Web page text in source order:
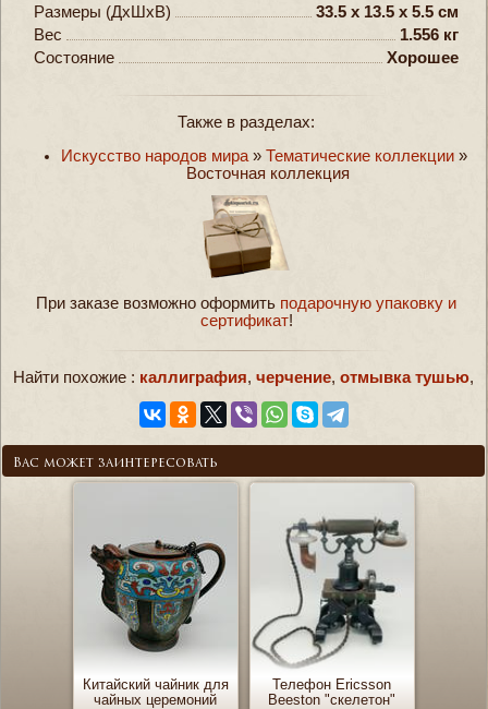
Размеры (ДxШxВ)
33.5 x 13.5 x 5.5 см
Вес
1.556 кг
Состояние
Хорошее
Также в разделах:
Искусство народов мира » Тематические коллекции »
Восточная коллекция
При заказе возможно оформить подарочную упаковку и
сертификат!
Найти похожие : каллиграфия, черчение, отмывка тушью,
Вас может заинтересовать
Китайский чайник для
чайных церемоний
Телефон Ericsson
Beeston "скелетон"